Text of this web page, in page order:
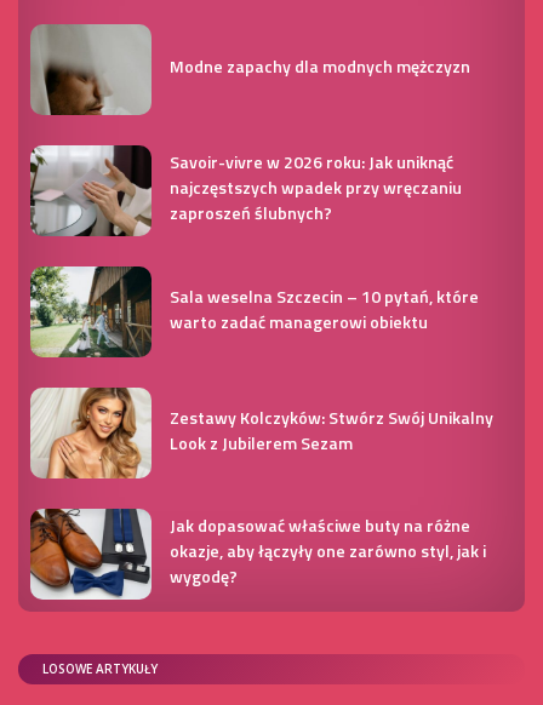
Modne zapachy dla modnych mężczyzn
Savoir-vivre w 2026 roku: Jak uniknąć
najczęstszych wpadek przy wręczaniu
zaproszeń ślubnych?
Sala weselna Szczecin – 10 pytań, które
warto zadać managerowi obiektu
Zestawy Kolczyków: Stwórz Swój Unikalny
Look z Jubilerem Sezam
Jak dopasować właściwe buty na różne
okazje, aby łączyły one zarówno styl, jak i
wygodę?
LOSOWE ARTYKUŁY